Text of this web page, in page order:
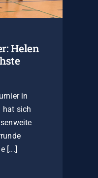
Helen
in
hat sich
[...]